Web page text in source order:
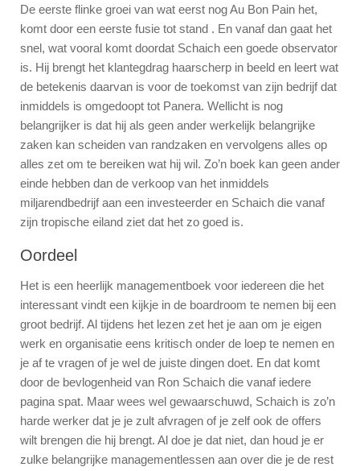
De eerste flinke groei van wat eerst nog Au Bon Pain het,
komt door een eerste fusie tot stand . En vanaf dan gaat het
snel, wat vooral komt doordat Schaich een goede observator
is. Hij brengt het klantegdrag haarscherp in beeld en leert wat
de betekenis daarvan is voor de toekomst van zijn bedrijf dat
inmiddels is omgedoopt tot Panera. Wellicht is nog
belangrijker is dat hij als geen ander werkelijk belangrijke
zaken kan scheiden van randzaken en vervolgens alles op
alles zet om te bereiken wat hij wil. Zo’n boek kan geen ander
einde hebben dan de verkoop van het inmiddels
miljarendbedrijf aan een investeerder en Schaich die vanaf
zijn tropische eiland ziet dat het zo goed is.
Oordeel
Het is een heerlijk managementboek voor iedereen die het
interessant vindt een kijkje in de boardroom te nemen bij een
groot bedrijf. Al tijdens het lezen zet het je aan om je eigen
werk en organisatie eens kritisch onder de loep te nemen en
je af te vragen of je wel de juiste dingen doet. En dat komt
door de bevlogenheid van Ron Schaich die vanaf iedere
pagina spat. Maar wees wel gewaarschuwd, Schaich is zo’n
harde werker dat je je zult afvragen of je zelf ook de offers
wilt brengen die hij brengt. Al doe je dat niet, dan houd je er
zulke belangrijke managementlessen aan over die je de rest